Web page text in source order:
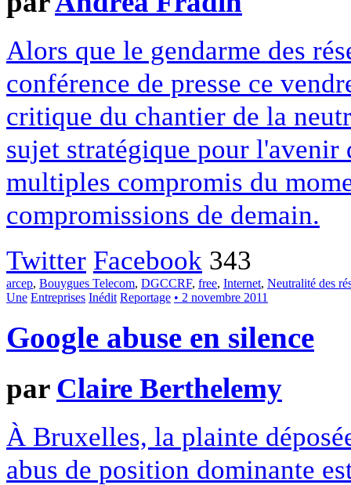
Alors que le gendarme des
conférence de presse ce
critique du chantier de la
sujet stratégique pour
multiples compromis du
compromissions de demain.
Twitter Facebook 343
arcep, Bouygues Telecom, DGCCRF, free, Internet, Neutralité des
Une Entreprises Inédit Reportage • 2 novembre 2011
Google abuse en silence
par Claire Berthelemy
À Bruxelles, la plainte
abus de position dominante